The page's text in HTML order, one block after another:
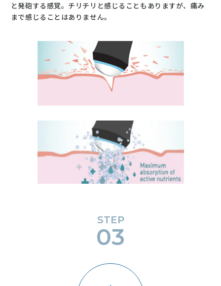
と発砲する感覚。チリチリと感じることもありますが、痛み
まで感じることはありません。
STEP
03